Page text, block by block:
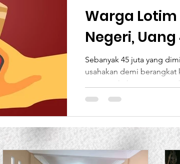
Slider
Warga
Negeri, Uang
Kurang
Sebanyak 45 juta yang
usahakan demi berangkat
mengusahakan uang